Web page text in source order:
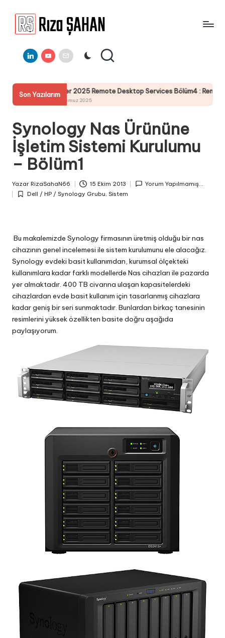
a
Ş
A
H
A
N
Bilgi
Paylaşım
LinkedinYoutube
E-
Mail
Son Yazılarım
Remote Desktop Services Bölüm4 : RemoteApp RdWeb Sertifika
2025
Synology Nas Ürününe
İşletim Sistemi Kurulumu
– Bölüm1
by
Yazar RizaSahaN66 15 Ekim 2013 Yorum Yapılmamış...
Posted
Dell / HP / Synology Grubu, Sistem
Bu makalemizde Synology firmasının üretmiş olduğu bir nas
cihazının genel incelemesi ile sistem kurulumunu ele alacağız.
Synology evdeki basit kullanımdan, kurumsal ölçekteki
kullanımlara kadar farklı modellerde Nas cihazları ile pazarda
yer almaktadır. 400 TB civarına ulaşan kapasitelerdeki
cihazlardan evde basit kullanım için tasarlanmış cihazlara
kadar geniş bir seri sunmaktadır. Bunlardan birkaç tanesinin
resimlerini yüksek özellikten basite doğru aşağıda
paylaşıyorum.